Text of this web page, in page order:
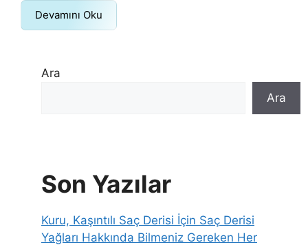
Devamını Oku
Ara
Ara
Son Yazılar
Kuru, Kaşıntılı Saç Derisi İçin Saç Derisi
Yağları Hakkında Bilmeniz Gereken Her